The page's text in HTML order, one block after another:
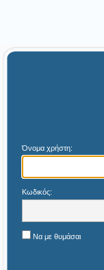
Όνομα χρήστη:
Κωδικός:
Να με θυμάσαι